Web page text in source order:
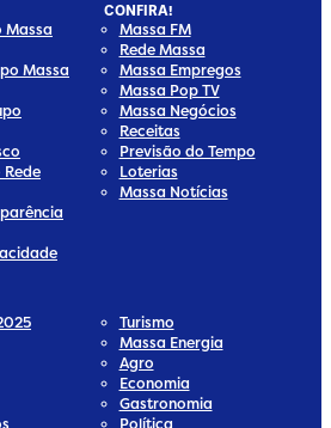
Massa
Massa
Rede
CONFIRA!
Massa FM
Rede Massa
Massa Empregos
Massa Pop TV
Massa Negócios
Receitas
Previsão do Tempo
Loterias
Massa Notícias
Turismo
Massa Energia
Agro
Economia
Gastronomia
Política